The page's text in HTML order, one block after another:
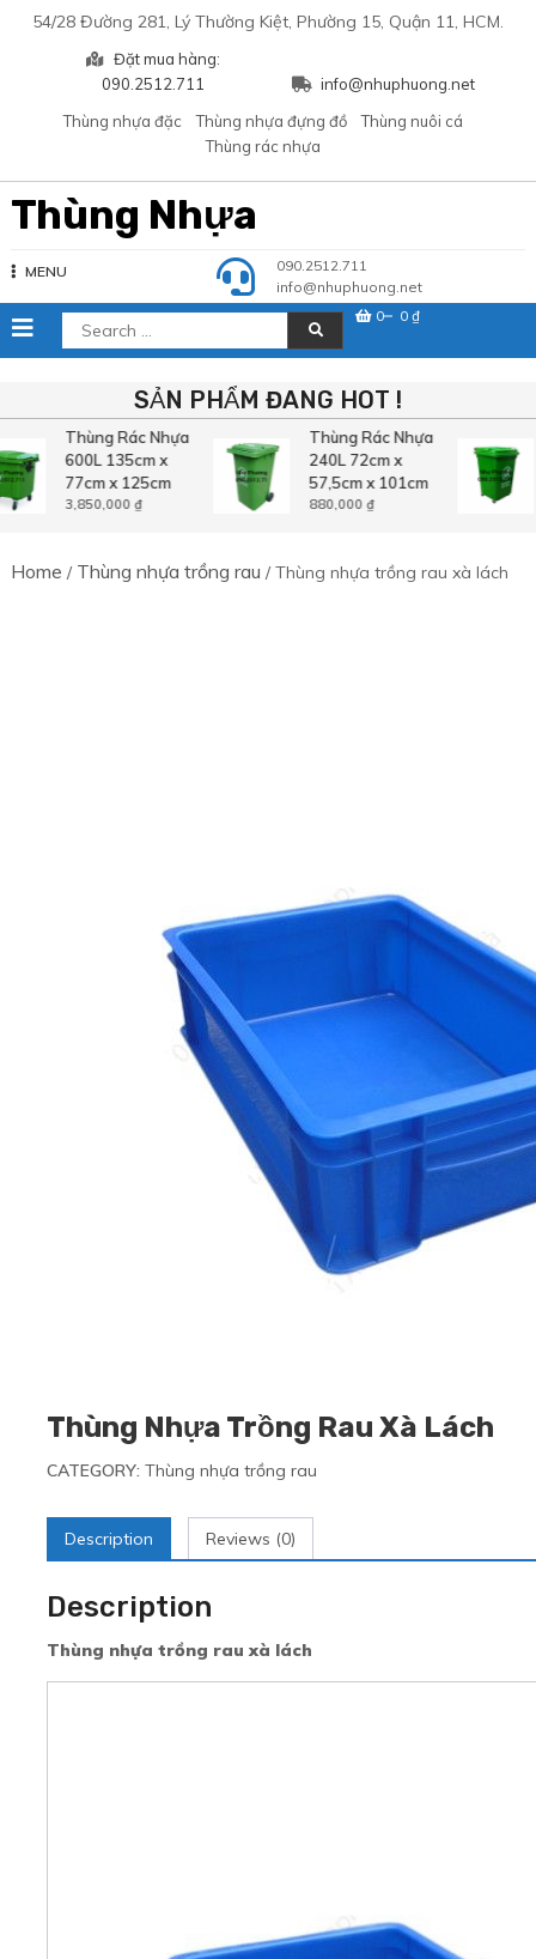
54/28 Đường 281, Lý Thường Kiệt, Phường 15, Quận 11, HCM.
Đặt mua hàng:
090.2512.711
info@nhuphuong.net
Thùng nhựa đặc
Thùng nhựa đựng đồ
Thùng nuôi cá
Thùng rác nhựa
Thùng Nhựa
MENU
090.2512.711
info@nhuphuong.net
Search
for:
0 0 ₫
SẢN PHẨM ĐANG HOT !
Thùng Rác Nhựa
600L 135cm x
77cm x 125cm
3,850,000₫
Thùng Rác Nhựa
240L 72cm x
57,5cm x 101cm
880,000₫
Home / Thùng nhựa trồng rau / Thùng nhựa trồng rau xà lách
Thùng Nhựa Trồng Rau Xà Lách
CATEGORY: Thùng nhựa trồng rau
Description Reviews (0)
Description
Thùng nhựa trồng rau xà lách